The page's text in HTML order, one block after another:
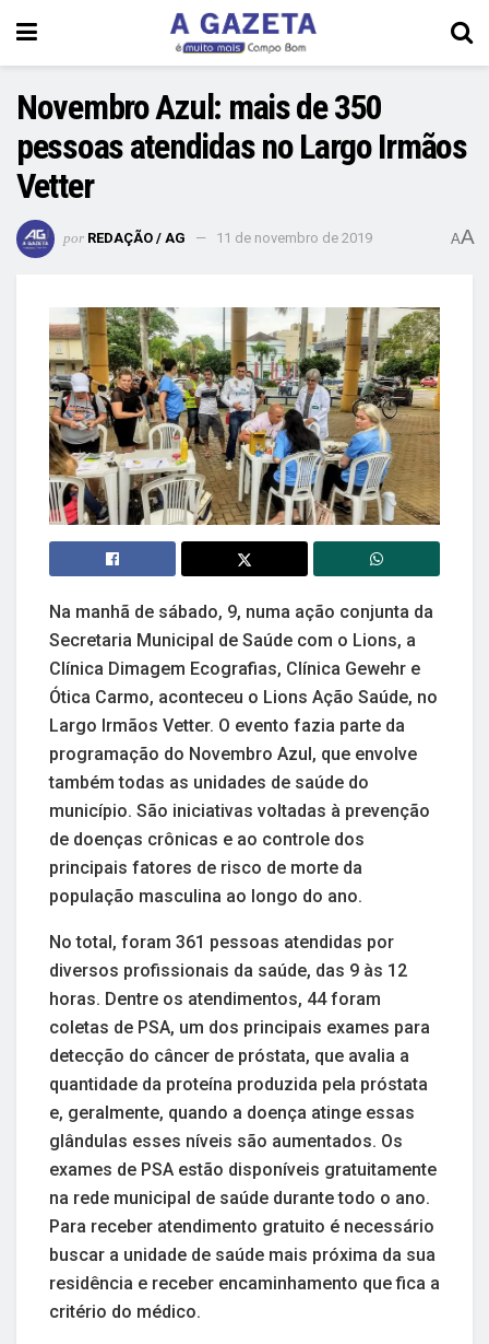
Novembro Azul: mais de 350
pessoas atendidas no Largo Irmãos
Vetter
por REDAÇÃO / AG 11 de novembro de 2019 AA
Na manhã de sábado, 9, numa ação conjunta da
Secretaria Municipal de Saúde com o Lions, a
Clínica Dimagem Ecografias, Clínica Gewehr e
Ótica Carmo, aconteceu o Lions Ação Saúde, no
Largo Irmãos Vetter. O evento fazia parte da
programação do Novembro Azul, que envolve
também todas as unidades de saúde do
município. São iniciativas voltadas à prevenção
de doenças crônicas e ao controle dos
principais fatores de risco de morte da
população masculina ao longo do ano.
No total, foram 361 pessoas atendidas por
diversos profissionais da saúde, das 9 às 12
horas. Dentre os atendimentos, 44 foram
coletas de PSA, um dos principais exames para
detecção do câncer de próstata, que avalia a
quantidade da proteína produzida pela próstata
e, geralmente, quando a doença atinge essas
glândulas esses níveis são aumentados. Os
exames de PSA estão disponíveis gratuitamente
na rede municipal de saúde durante todo o ano.
Para receber atendimento gratuito é necessário
buscar a unidade de saúde mais próxima da sua
residência e receber encaminhamento que fica a
critério do médico.